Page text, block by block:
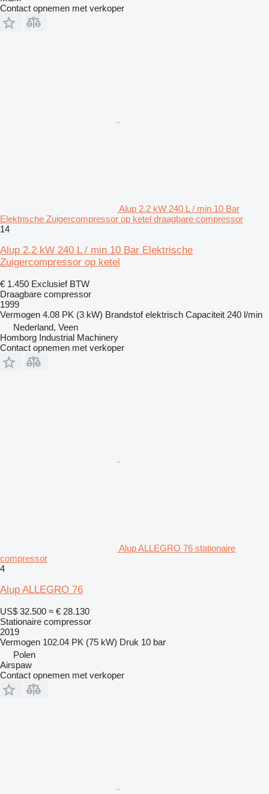
Contact opnemen met verkoper
Alup 2.2 kW 240 L / min 10 Bar
Elektrische Zuigercompressor op ketel draagbare compressor
14
Alup 2.2 kW 240 L / min 10 Bar Elektrische
Zuigercompressor op ketel
€ 1.450 Exclusief BTW
Draagbare compressor
1999
Vermogen 4.08 PK (3 kW) Brandstof elektrisch Capaciteit 240 l/min
Nederland, Veen
Homborg Industrial Machinery
Contact opnemen met verkoper
Alup ALLEGRO 76 stationaire
compressor
4
Alup ALLEGRO 76
US$ 32.500 ≈ € 28.130
Stationaire compressor
2019
Vermogen 102.04 PK (75 kW) Druk 10 bar
Polen
Airspaw
Contact opnemen met verkoper